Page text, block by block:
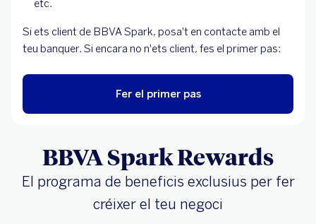
etc.
Si ets client de BBVA Spark, posa't en contacte amb el
teu banquer. Si encara no n'ets client, fes el primer pas:
Fer el primer pas
BBVA Spark Rewards
El programa de beneficis exclusius per fer
créixer el teu negoci